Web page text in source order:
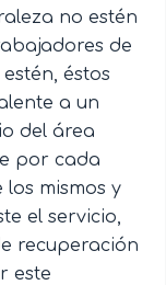
no estén
de
éstos
a un
del área
por cada
mismos y
el servicio,
recuperación
este